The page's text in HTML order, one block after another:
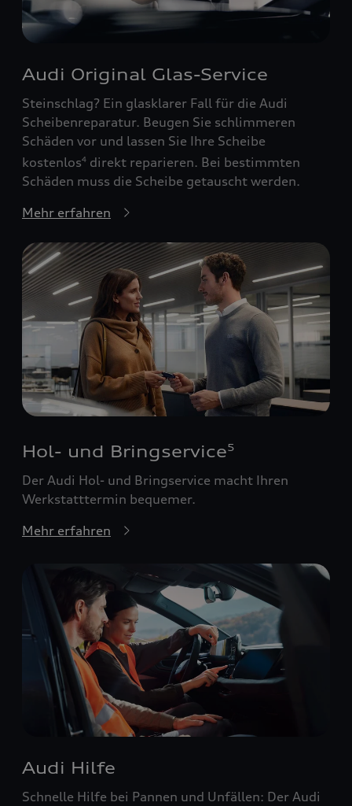
Audi Original Glas-Service
Steinschlag? Ein glasklarer Fall für die Audi
Scheibenreparatur. Beugen Sie schlimmeren
Schäden vor und lassen Sie Ihre Scheibe
kostenlos4 direkt reparieren. Bei bestimmten
Schäden muss die Scheibe getauscht werden.
Mehr erfahren
Hol- und Bringservice5
Der Audi Hol- und Bringservice macht Ihren
Werkstatttermin bequemer.
Mehr erfahren
Audi Hilfe
Schnelle Hilfe bei Pannen und Unfällen: Der Audi